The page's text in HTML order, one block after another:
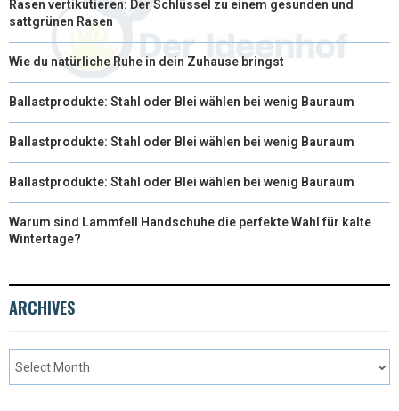
Rasen vertikutieren: Der Schlüssel zu einem gesunden und
sattgrünen Rasen
Wie du natürliche Ruhe in dein Zuhause bringst
Ballastprodukte: Stahl oder Blei wählen bei wenig Bauraum
Ballastprodukte: Stahl oder Blei wählen bei wenig Bauraum
Ballastprodukte: Stahl oder Blei wählen bei wenig Bauraum
Warum sind Lammfell Handschuhe die perfekte Wahl für kalte
Wintertage?
ARCHIVES